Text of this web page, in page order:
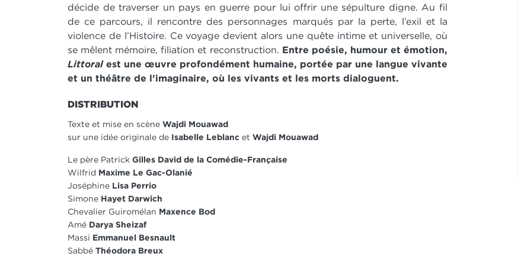
décide de traverser un pays en guerre pour lui offrir une sépulture digne. Au fil
de ce parcours, il rencontre des personnages marqués par la perte, l’exil et la
violence de l’Histoire. Ce voyage devient alors une quête intime et universelle, où
se mêlent mémoire, filiation et reconstruction. Entre poésie, humour et émotion,
Littoral est une œuvre profondément humaine, portée par une langue vivante
et un théâtre de l’imaginaire, où les vivants et les morts dialoguent.
DISTRIBUTION
Texte et mise en scène Wajdi Mouawad
sur une idée originale de Isabelle Leblanc et Wajdi Mouawad
Le père Patrick Gilles David de la Comédie-Française
Wilfrid Maxime Le Gac-Olanié
Joséphine Lisa Perrio
Simone Hayet Darwich
Chevalier Guiromélan Maxence Bod
Amé Darya Sheizaf
Massi Emmanuel Besnault
Sabbé Théodora Breux